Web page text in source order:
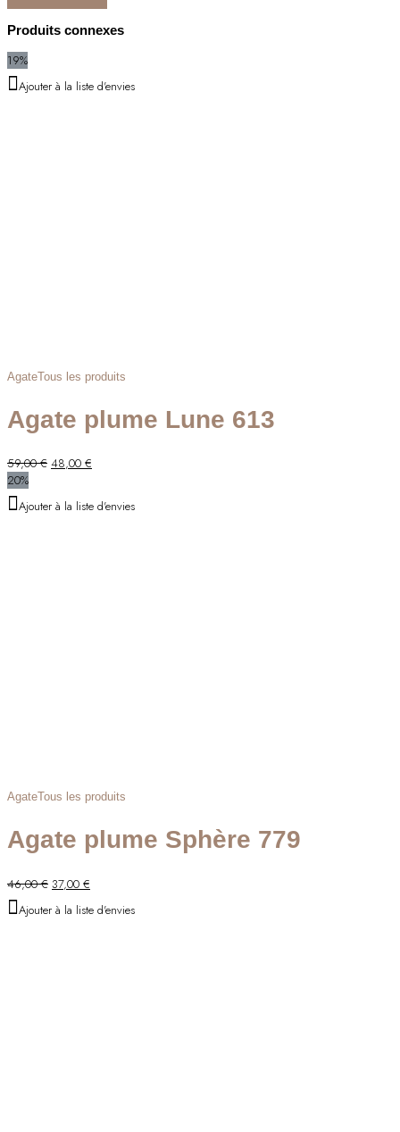
Produits connexes
19%
Ajouter à la liste d'envies
AgateTous les produits
Agate plume Lune 613
59,00€ Le
était :
48,00 €
est :
20%
Ajouter à la liste d'envies
AgateTous les produits
Agate plume Sphère 779
46,00€ Le
initial
37,00 €
actuel
Ajouter à la liste d'envies